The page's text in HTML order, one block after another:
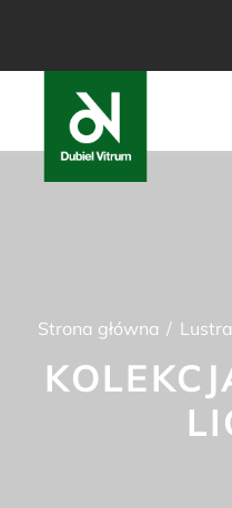
Strona główna Lustra